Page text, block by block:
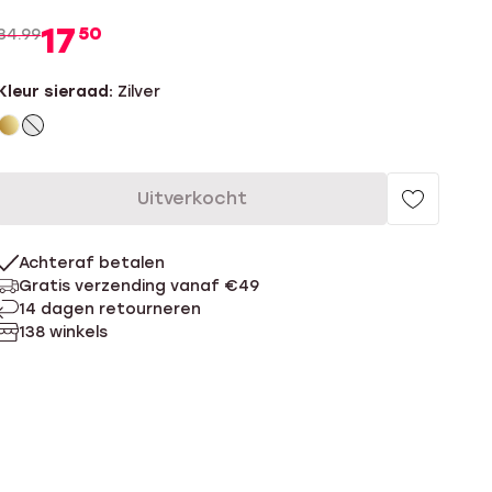
17 50
sieraad: Zilver
Uitverkocht
Achteraf betalen
Gratis verzending vanaf €49
14 dagen retourneren
138 winkels